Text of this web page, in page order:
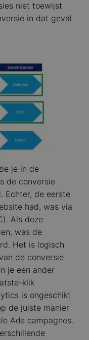
niet toewijst
in dat geval
je in de
de conversie
Echter, de eerste
had, was via
Als deze
was de
Het is logisch
de conversie
je een ander
klik
is ongeschikt
de juiste manier
Ads campagnes.